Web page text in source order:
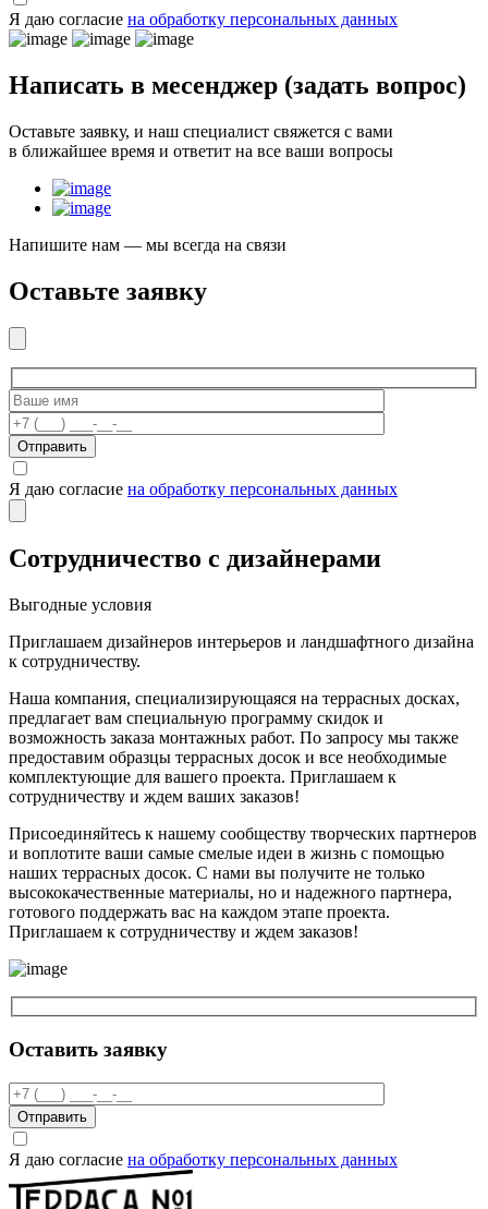
Я даю согласие на обработку персональных данных
Написать в месенджер (задать вопрос)
Оставьте заявку, и наш специалист свяжется с вами
в ближайшее время и ответит на все ваши вопросы
Напишите нам — мы всегда на связи
Оставьте заявку
Отправить
Я даю согласие на обработку персональных данных
Сотрудничество с дизайнерами
Выгодные условия
Приглашаем дизайнеров интерьеров и ландшафтного дизайна
к сотрудничеству.
Наша компания, специализирующаяся на террасных досках,
предлагает вам специальную программу скидок и
возможность заказа монтажных работ. По запросу мы также
предоставим образцы террасных досок и все необходимые
комплектующие для вашего проекта. Приглашаем к
сотрудничеству и ждем ваших заказов!
Присоединяйтесь к нашему сообществу творческих партнеров
и воплотите ваши самые смелые идеи в жизнь с помощью
наших террасных досок. С нами вы получите не только
высококачественные материалы, но и надежного партнера,
готового поддержать вас на каждом этапе проекта.
Приглашаем к сотрудничеству и ждем заказов!
Оставить заявку
Отправить
Я даю согласие на обработку персональных данных